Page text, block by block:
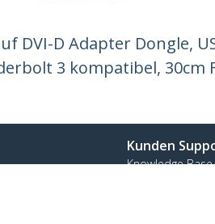
DVI-D Adapter Dongle,
3 kompatibel, 30cm
Kunden
Knowledge Base